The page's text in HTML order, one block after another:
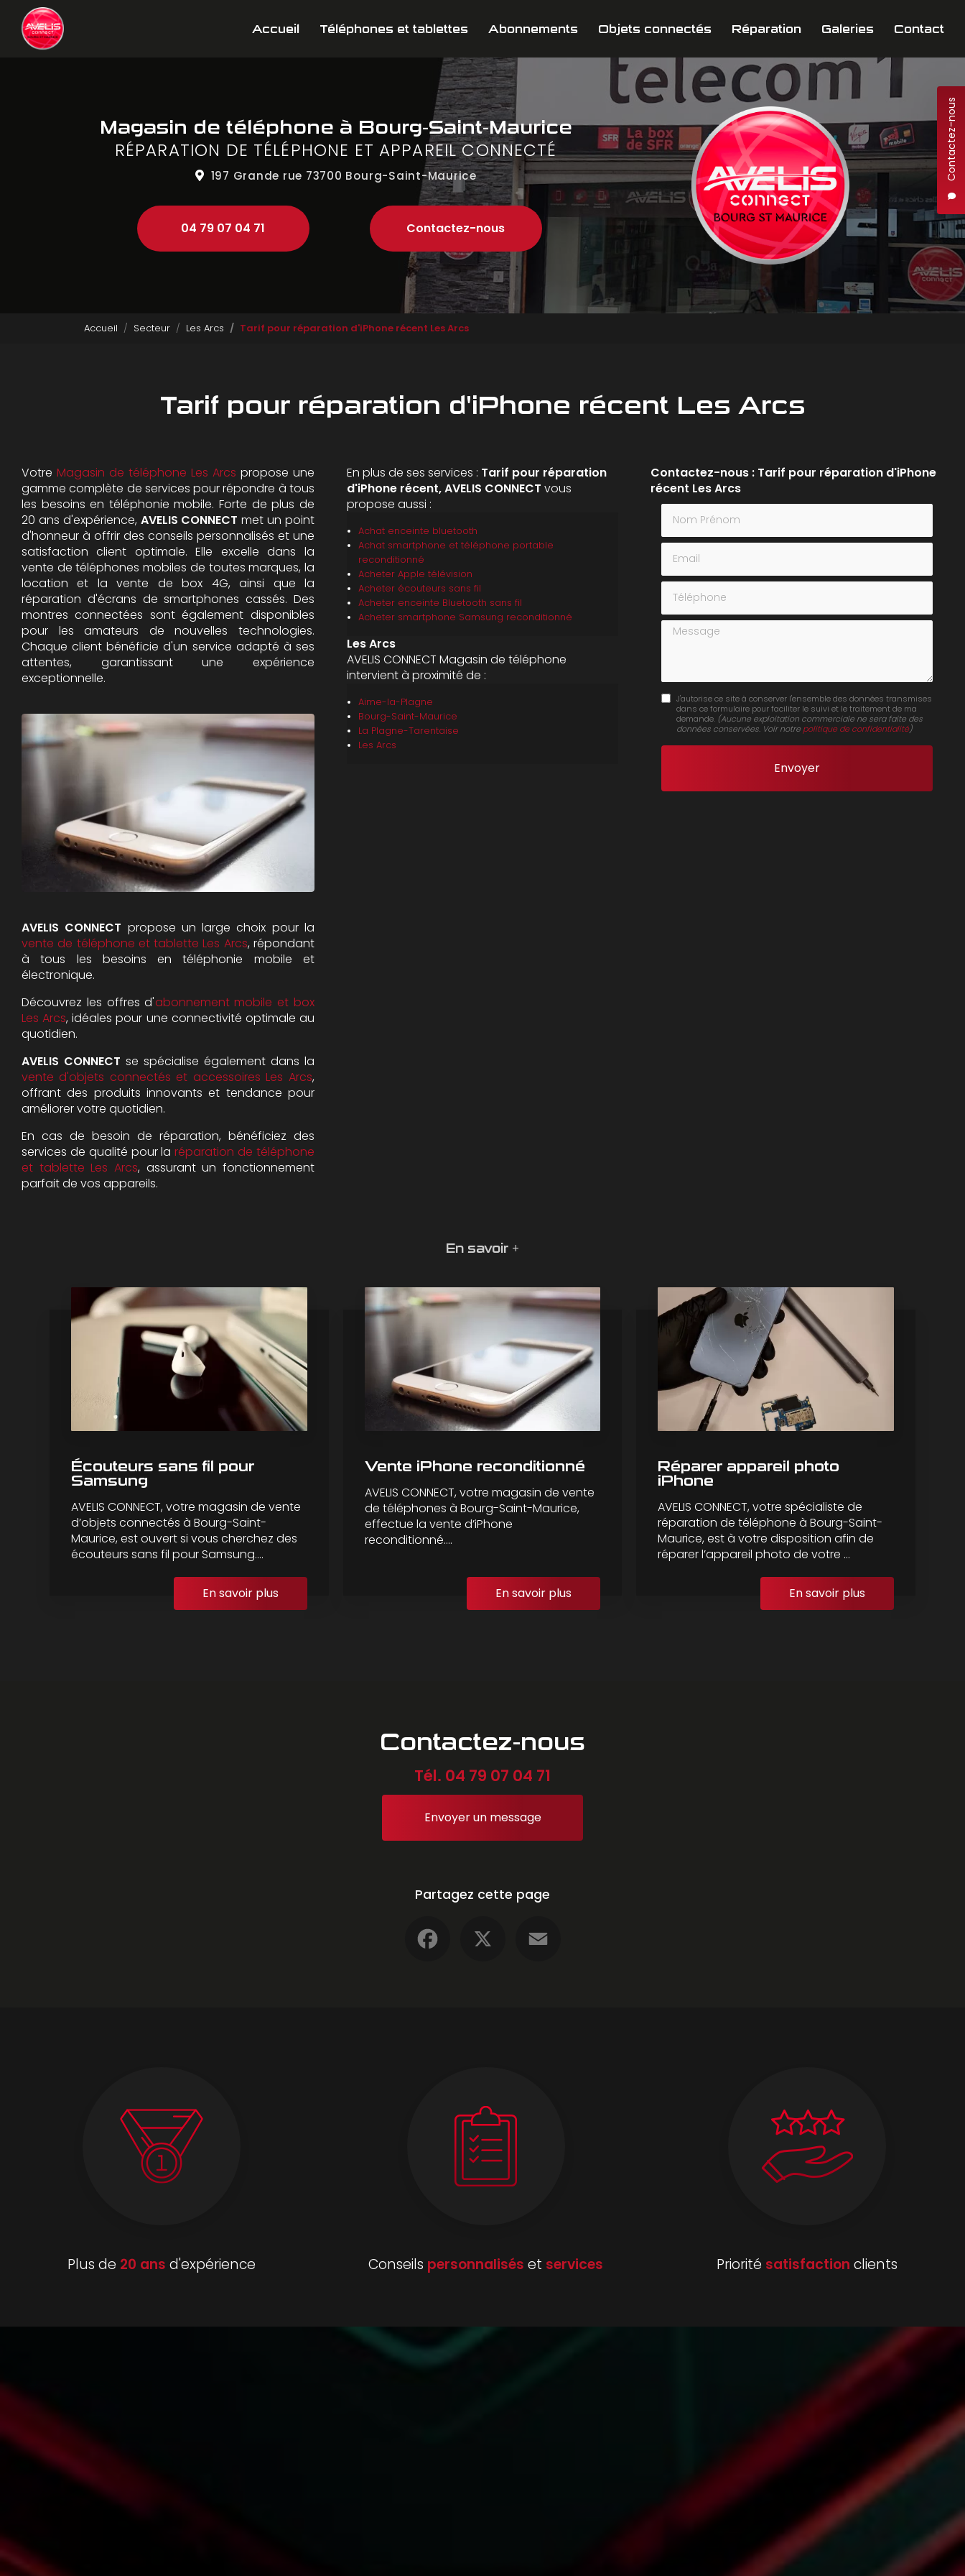
contenu
principal
Contactez-nous
Accueil
Téléphones et tablettes Abonnements Objets connectés Réparation Galeries Contact
Magasin de téléphone à Bourg-Saint-Maurice
RÉPARATION DE TÉLÉPHONE ET APPAREIL CONNECTÉ
197 Grande rue 73700 Bourg-Saint-Maurice
04 79 07 04 71 Contactez-nous
Accueil Secteur Les Arcs Tarif pour réparation d'iPhone récent Les Arcs
Tarif pour réparation d'iPhone récent Les Arcs
Votre Magasin de téléphone Les Arcs propose une
gamme complète de services pour répondre à tous
les besoins en téléphonie mobile. Forte de plus de
20 ans d'expérience, AVELIS CONNECT met un point
d'honneur à offrir des conseils personnalisés et une
satisfaction client optimale. Elle excelle dans la
vente de téléphones mobiles de toutes marques, la
location et la vente de box 4G, ainsi que la
réparation d'écrans de smartphones cassés. Des
montres connectées sont également disponibles
pour les amateurs de nouvelles technologies.
Chaque client bénéficie d'un service adapté à ses
attentes, garantissant une expérience
exceptionnelle.
AVELIS CONNECT propose un large choix pour la
vente de téléphone et tablette Les Arcs, répondant
à tous les besoins en téléphonie mobile et
électronique.
Découvrez les offres d'abonnement mobile et box
Les Arcs, idéales pour une connectivité optimale au
quotidien.
AVELIS CONNECT se spécialise également dans la
vente d'objets connectés et accessoires Les Arcs,
offrant des produits innovants et tendance pour
améliorer votre quotidien.
En cas de besoin de réparation, bénéficiez des
services de qualité pour laréparation de téléphone
et tablette Les Arcs, assurant un fonctionnement
parfait de vos appareils.
En plus de ses services : Tarif pour réparation
d'iPhone récent, AVELIS CONNECT vous
propose aussi :
Achat enceinte bluetooth
Achat smartphone et téléphone portable
reconditionné
Acheter Apple télévision
Acheter écouteurs sans fil
Acheter enceinte Bluetooth sans fil
Acheter smartphone Samsung reconditionné
Les Arcs
AVELIS CONNECT Magasin de téléphone
intervient à proximité de :
Aime-la-Plagne
Bourg-Saint-Maurice
La Plagne-Tarentaise
Les Arcs
Contactez-nous : Tarif pour réparation d'iPhone
récent Les Arcs
Nom Prénom
Email
Téléphone
Message
J'autorise ce site à conserver l'ensemble des données transmises
dans ce formulaire pour faciliter le suivi et le traitement de ma
demande. (Aucune exploitation commerciale ne sera faite des
données conservées. Voir notre politique de confidentialité)
En savoir +
Écouteurs sans fil pour
Samsung
AVELIS CONNECT, votre magasin de vente
d’objets connectés à Bourg-Saint-
Maurice, est ouvert si vous cherchez des
écouteurs sans fil pour Samsung....
En savoir plus
Vente iPhone reconditionné
AVELIS CONNECT, votre magasin de vente
de téléphones à Bourg-Saint-Maurice,
effectue la vente d’iPhone
reconditionné....
En savoir plus
Réparer appareil photo
iPhone
AVELIS CONNECT, votre spécialiste de
réparation de téléphone à Bourg-Saint-
Maurice, est à votre disposition afin de
réparer l’appareil photo de votre ...
En savoir plus
Contactez-nous
Tél. 04 79 07 04 71
Envoyer un message
Partagez cette page
Plus de 20 ans d'expérience Conseils personnalisés et services Priorité satisfaction clients